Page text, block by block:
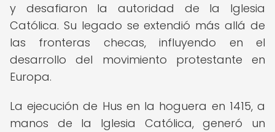
y desafiaron la autoridad de la Iglesia
Católica. Su legado se extendió más allá de
las fronteras checas, influyendo en el
desarrollo del movimiento protestante en
Europa.
La ejecución de Hus en la hoguera en 1415, a
manos de la Iglesia Católica, generó un